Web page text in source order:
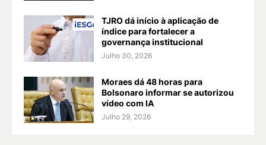
TJRO dá início à aplicação de
índice para fortalecer a
governança institucional
Julho 30, 2026
Moraes dá 48 horas para
Bolsonaro informar se autorizou
vídeo com IA
Julho 29, 2026